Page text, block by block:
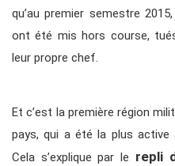
qu’au premier semestre
ont été mis hors course,
leur propre chef.
Et c’est la première région
pays, qui a été la plus active
Cela s’explique par le repli